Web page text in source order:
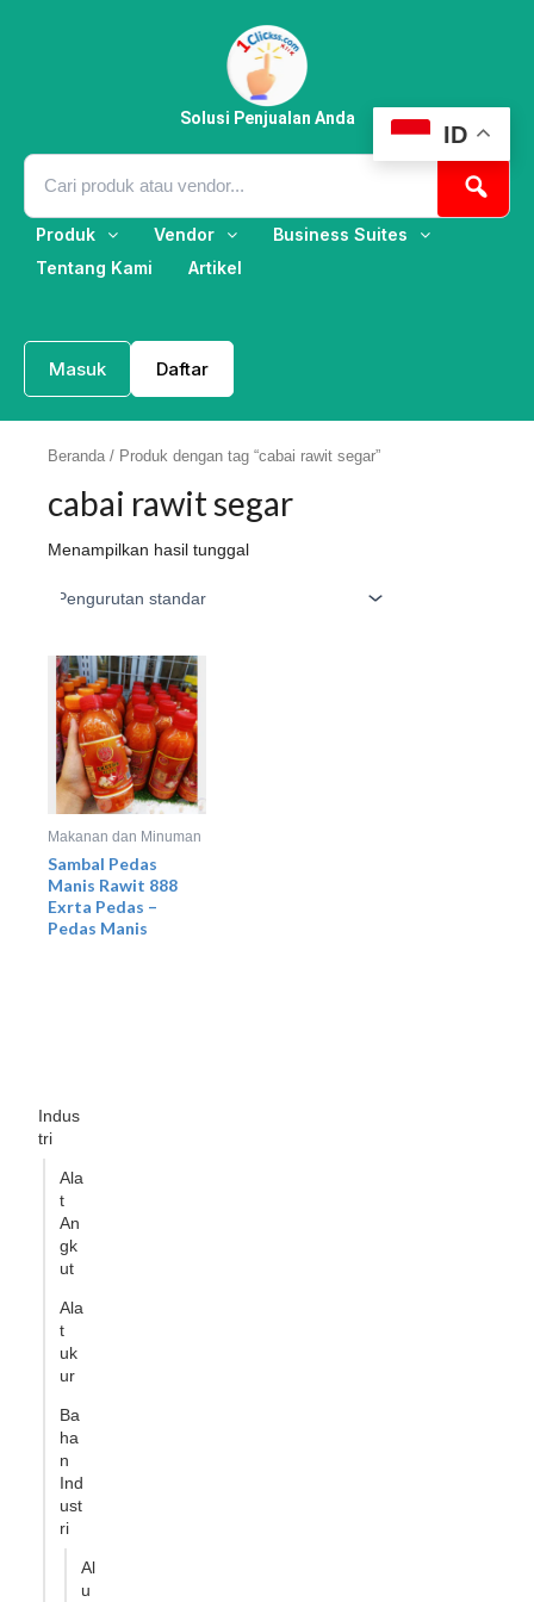
Solusi Penjualan Anda
Produk Vendor
Business Suites
Tentang Kami
Artikel
Masuk Daftar
Indus
tri
Ala
t
An
gk
ut
Ala
t
uk
ur
Ba
ha
n
Ind
ust
ri
Al
u
Beranda / Produk dengan tag “cabai rawit segar”
cabai rawit segar
Menampilkan hasil tunggal
Makanan dan Minuman
Sambal Pedas
Manis Rawit 888
Exrta Pedas –
Pedas Manis
ID